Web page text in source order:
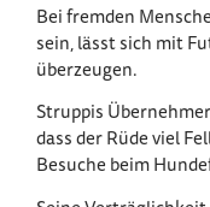
Bei fremden
sein, lässt sich mit
überzeugen.
Struppis
dass der Rüde viel
Besuche beim